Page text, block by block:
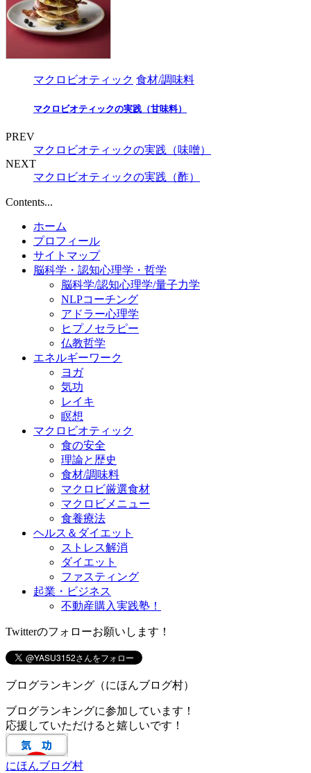
マクロビオティック 食材/調味料
マクロビオティックの実践（甘味料）
PREV
マクロビオティックの実践（味噌）
NEXT
マクロビオティックの実践（酢）
Contents...
ホーム
プロフィール
サイトマップ
脳科学・認知心理学・哲学
脳科学/認知心理学/量子力学
NLPコーチング
アドラー心理学
ヒプノセラピー
仏教哲学
エネルギーワーク
ヨガ
気功
レイキ
瞑想
マクロビオティック
食の安全
理論と歴史
食材/調味料
マクロビ厳選食材
マクロビメニュー
食養療法
ヘルス＆ダイエット
ストレス解消
ダイエット
ファスティング
起業・ビジネス
不動産購入実践塾！
Twitterのフォローお願いします！
ブログランキング（にほんブログ村）
ブログランキングに参加しています！
応援していただけると嬉しいです！
にほんブログ村